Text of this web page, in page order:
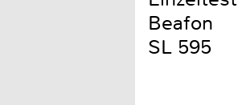
Beafon
SL 595